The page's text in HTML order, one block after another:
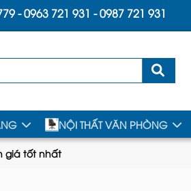
-0963 721 931 -0987 721 931
NỘI THẤT VĂN PHÒNG
giá tốt nhất